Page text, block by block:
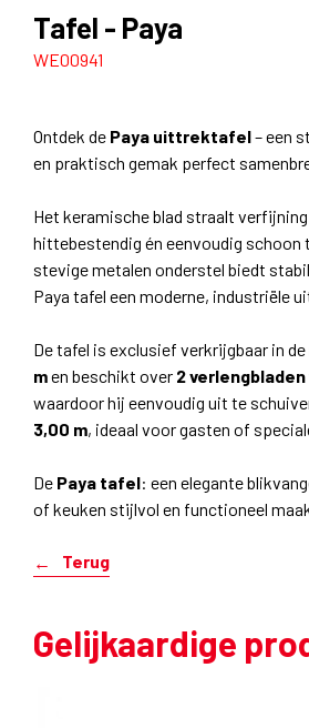
Tafel - Paya
WE00941
Ontdek de Paya uittrektafel– een
en praktisch gemak perfect
Het keramische blad straalt
hittebestendig én eenvoudig schoon
stevige metalen onderstel biedt
Paya tafel een moderne, industriële
De tafel is exclusief verkrijgbaar in
men beschikt over 2 verlengbladen
waardoor hij eenvoudig uit te
3,00 m, ideaal voor gasten of
De Paya tafel: een elegante
of keuken stijlvol en functioneel
Terug
Gelijkaardige